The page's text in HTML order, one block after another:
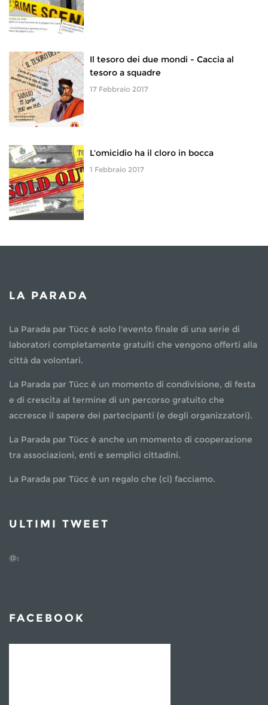
Il tesoro dei due mondi - Caccia al
tesoro a squadre
17 Febbraio 2017
L'omicidio ha il cloro in bocca
1 Febbraio 2017
LA PARADA
La Parada par Tücc è solo l'evento finale di una serie di
laboratori completamente gratuiti che vengono offerti alla
città da volontari.
La Parada par Tücc è un momento di condivisione, di festa
e di crescita al termine di un percorso gratuito che
accresce il sapere dei partecipanti (e degli organizzatori).
La Parada par Tücc è anche un momento di cooperazione
tra associazioni, enti e semplici cittadini.
La Parada par Tücc è un regalo che (ci) facciamo.
ULTIMI TWEET
@:
FACEBOOK